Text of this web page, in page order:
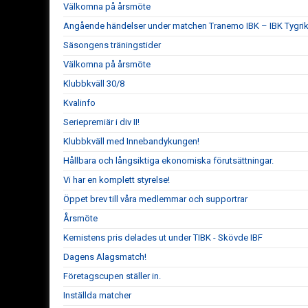
Välkomna på årsmöte
Angående händelser under matchen Tranemo IBK – IBK
Säsongens träningstider
Välkomna på årsmöte
Klubbkväll 30/8
Kvalinfo
Seriepremiär i div II!
Klubbkväll med Innebandykungen!
Hållbara och långsiktiga ekonomiska förutsättningar.
Vi har en komplett styrelse!
Öppet brev till våra medlemmar och supportrar
Årsmöte
Kemistens pris delades ut under TIBK - Skövde IBF
Dagens Alagsmatch!
Företagscupen ställer in.
Inställda matcher